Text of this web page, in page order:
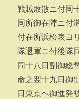
戦賊敗散ニ付同
同所御在陣ニ付
付在所浜松表ヨ
隊退軍ニ付後隊
同十八日副御総
命之翌十九日御
日東京ヘ御進発